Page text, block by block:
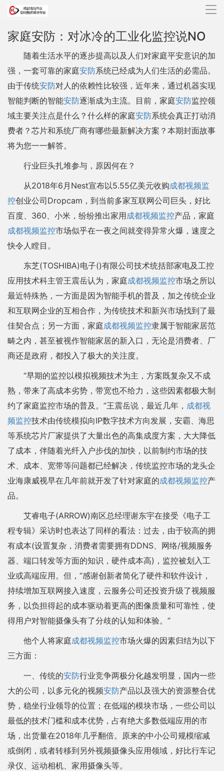
导
家庭安防：对冰冷的工业化监控说NO
随着生活水平的逐步提高以及人们对家庭平安意识的加
强，一套可靠的家庭安防系统已经成为人们生活的必需品。
由于传统安防对人的依赖性比较强，近年来，通过机器实现
智能判断的智能安防逐渐成为主流。目前，家庭安防监控领
域主要关注点是什么？什么样的家庭安防系统会真正打动消
费者？芯片和系统厂商有哪些最新解决方案？本期封面故事
将为您一一解答。
行业巨头扎堆参与，原因何在？
从2018年6月Nest宣布以5.55亿美元收购成都视频监
控创业公司Dropcam，到当前多家互联网公司巨头，好比
百度、360、小米，纷纷推出家用成都视频监控产品，家庭
成都视频监控市场似乎在一夜之间就变得异常火爆，速度之
快令人瞠目。
东芝(TOSHIBA)电子()有限公司技术统括部家电及工控
应用技术科主管王震岳认为，家庭成都视频监控市场之所以
最近特殊热，一方面是因为智能手机的普及，加之传统企业
和互联网企业的互相合作，为传统技术和新兴市场找到了最
佳契合点；另一方面，家庭成都视频监控隶属于智能家居范
畴之内，甚至被视作智能家居的新入口，无论是消费者、厂
商还是政府，都投入了极大的关注度。
“早期的监控以模拟视频技术为主，方案既复杂又不成
熟，带来了高成本劣势，带宽也不给力，这些因素都极大制
约了家庭监控市场的普及。”王震岳说，最近几年， 成都视
频监控技术由传统模拟向IP数字技术方向发展，安霸、海思
等系统芯片厂家提供了大量出色的高集成度方案，大大降低
了成本，伴随着光纤入户步伐的加快，以前制约市场的技
术、成本、宽带等问题都已经解决，传统监控市场的龙头企
业海康威视早在几年前就开发了针对家庭的成都视频监控产
品。
艾睿电子(ARROW)南区总经理谢东宇在接受《电子工
程专辑》采访时也表达了同样的看法：过去，由于较高的拥
有成本(设置复杂，消费者需要拥有DDNS、网络/视频服务
器、端口转发等方面的知识，硬件成本高)，监控被划入工
业或高端应用。但，“感谢创新者简化了硬件和软件设计，
持续增加互联网接入速度，云服务公司还投资升级了视频服
务，以负担得起的成本驱动着更高的图像质量和可靠性，使
得用户对智能摄像头有了分歧的认知和体验。”
他个人将家庭成都视频监控市场火爆的因素归结为以下
三方面：
一、传统的安防行业竞争两极分化越发明显，国内一些
大的公司，以多元化的视频安防产品以及强大的资源整合优
势，稳坐行业领导的位置；在低端的模块市场，一些公司以
最低的技术门槛和成本优势，占有绝大多数低端应用的市
场，出货量在2018年几乎翻倍。原来的中小公司规模缩减
或倒闭，或者转移到另外视频摄像头应用领域，好比行车记
录仪、运动相机、家用摄像头等。